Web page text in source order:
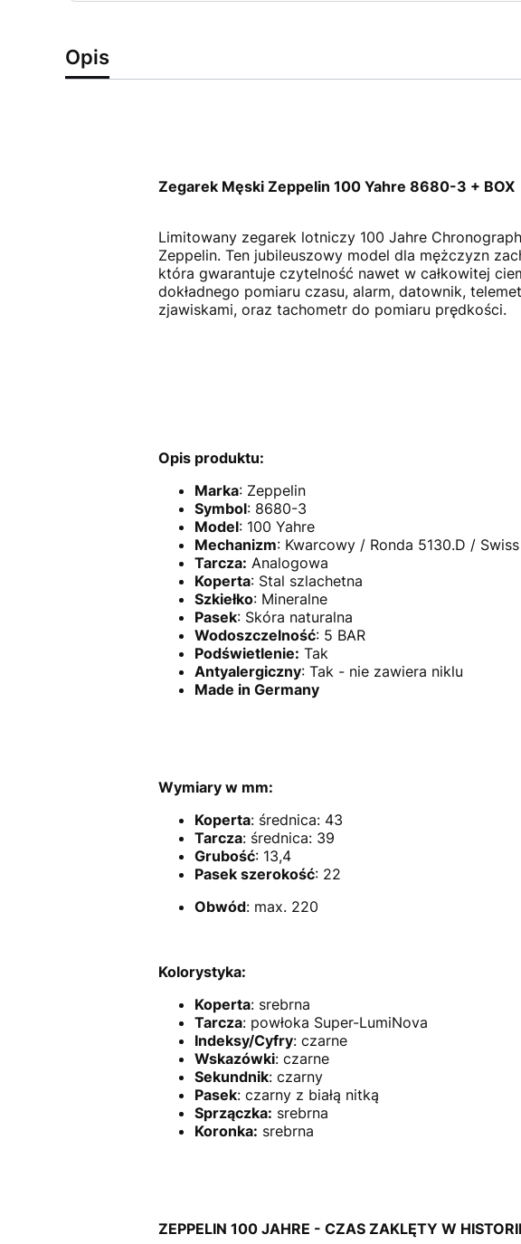
Opis
Zegarek Męski Zeppelin 100 Yahre 8680-3 + BOX
Limitowany zegarek lotniczy 100 Jahre
Zeppelin. Ten jubileuszowy model dla mężczyzn
która gwarantuje czytelność nawet w całkowitej
dokładnego pomiaru czasu, alarm, datownik,
zjawiskami, oraz tachometr do pomiaru prędkości.
Opis produktu:
Marka: Zeppelin
Symbol: 8680-3
Model: 100 Yahre
Mechanizm: Kwarcowy / Ronda 5130.D /
Tarcza: Analogowa
Koperta: Stal szlachetna
Szkiełko: Mineralne
Pasek: Skóra naturalna
Wodoszczelność: 5 BAR
Podświetlenie: Tak
Antyalergiczny: Tak - nie zawiera niklu
Made in Germany
Wymiary w mm:
Koperta: średnica: 43
Tarcza: średnica: 39
Grubość: 13,4
Pasek szerokość: 22
Obwód: max. 220
Kolorystyka:
Koperta: srebrna
Tarcza: powłoka Super-LumiNova
Indeksy/Cyfry: czarne
Wskazówki: czarne
Sekundnik: czarny
Pasek: czarny z białą nitką
Sprzączka: srebrna
Koronka: srebrna
ZEPPELIN 100 JAHRE - CZAS ZAKLĘTY W